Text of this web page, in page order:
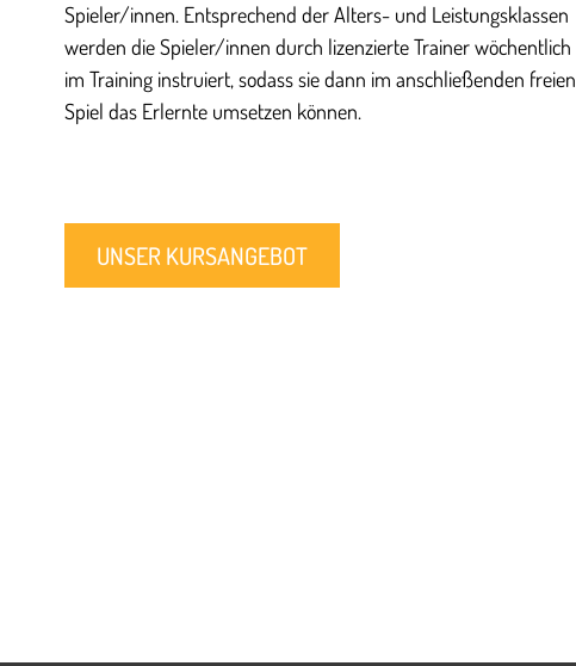
Spieler/innen. Entsprechend der Alters- und Leistungsklassen
werden die Spieler/innen durch lizenzierte Trainer wöchentlich
im Training instruiert, sodass sie dann im anschließenden freien
Spiel das Erlernte umsetzen können.
UNSER KURSANGEBOT